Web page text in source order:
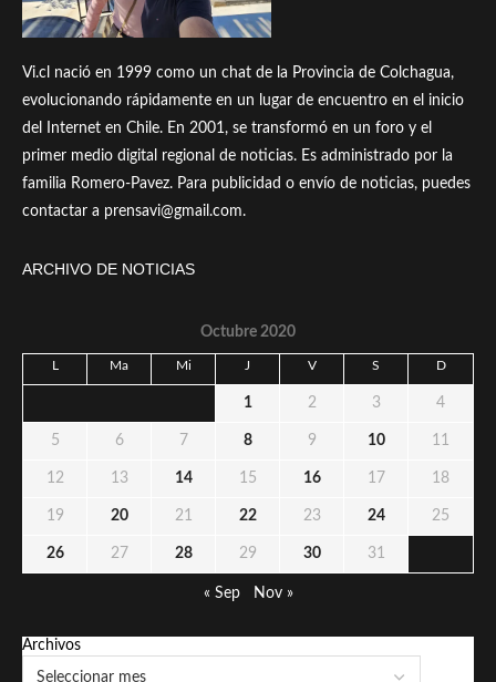
Vi.cl nació en 1999 como un chat de la Provincia de Colchagua,
evolucionando rápidamente en un lugar de encuentro en el inicio
del Internet en Chile. En 2001, se transformó en un foro y el
primer medio digital regional de noticias. Es administrado por la
familia Romero-Pavez. Para publicidad o envío de noticias, puedes
contactar a prensavi@gmail.com.
ARCHIVO DE NOTICIAS
Octubre 2020
L Ma Mi J V S D
1 2 3 4
5 6 7 8 9 10 11
12 13 14 15 16 17 18
19 20 21 22 23 24 25
26 27 28 29 30 31
« Sep Nov »
Archivos